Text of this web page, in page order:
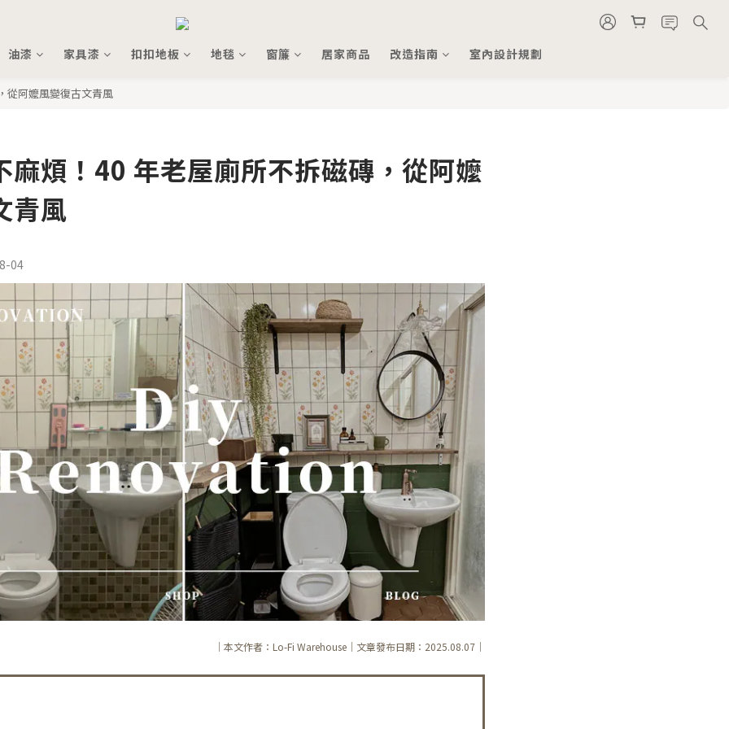
油漆 家具漆 扣扣地板 地毯 窗簾 居家商品 改造指南 室內設計規劃
從阿嬤風變復古文青風
麻煩！40 年老屋廁所不拆磁磚，從阿嬤
青風
04
｜本文作者：Lo-Fi Warehouse｜文章發布日期：2025.08.07｜